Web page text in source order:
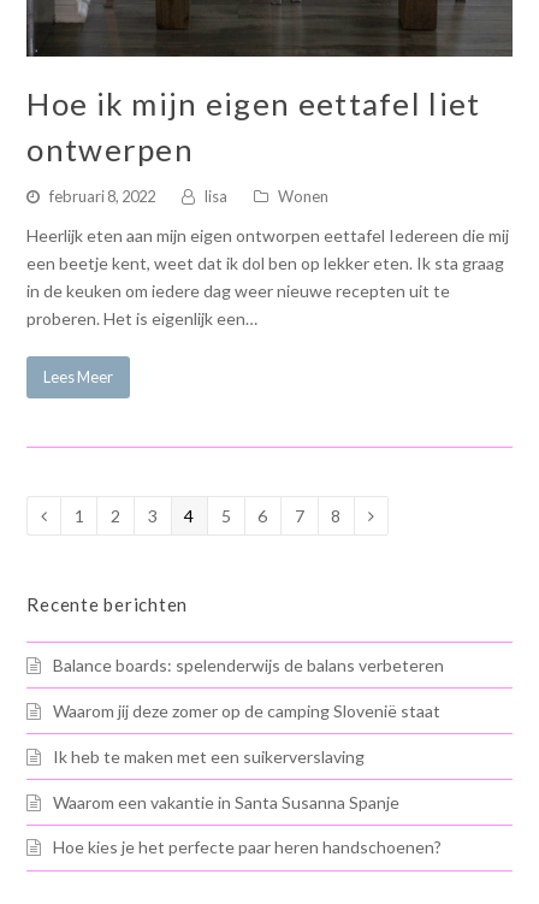
Hoe ik mijn eigen eettafel liet
ontwerpen
februari 8, 2022 lisa Wonen
Heerlijk eten aan mijn eigen ontworpen eettafel Iedereen die mij
een beetje kent, weet dat ik dol ben op lekker eten. Ik sta graag
in de keuken om iedere dag weer nieuwe recepten uit te
proberen. Het is eigenlijk een…
Lees Meer
VorigePage
1 Page
2 Page
3 Page
4 Page
5 Page
6 Page
7 Page
8 Volgende
Recente berichten
Balance boards: spelenderwijs de balans verbeteren
Waarom jij deze zomer op de camping Slovenië staat
Ik heb te maken met een suikerverslaving
Waarom een vakantie in Santa Susanna Spanje
Hoe kies je het perfecte paar heren handschoenen?